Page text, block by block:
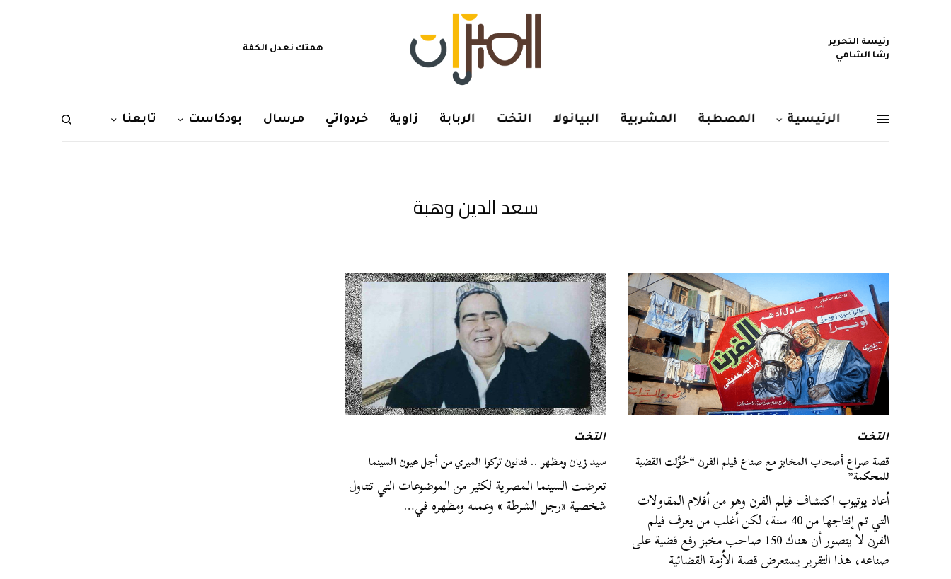
رئيسة التحرير
رشا الشامي
همتك نعدل الكفة
الرئيسية المصطبة المشربية البيانولا التخت الربابة زاوية خردواتي مرسال بودكاست تابعنا
سعد الدين وهبة
التخت
قصة صراع أصحاب المخابز مع صناع فيلم الفرن “حُوِّلت القضية
للمحكمة”
أعاد يوتيوب اكتشاف فيلم الفرن وهو من أفلام المقاولات
التي تم إنتاجها من 40 سنة، لكن أغلب من يعرف فيلم
الفرن لا يتصور أن هناك 150 صاحب مخبز رفع قضية على
صناعه، هذا التقرير يستعرض قصة الأزمة القضائية
التخت
سيد زيان ومظهر .. فنانون تركوا الميري من أجل عيون السينما
تعرضت السينما المصرية لكثير من الموضوعات التي تتناول
شخصية «رجل الشرطة » وعمله ومظهره في…